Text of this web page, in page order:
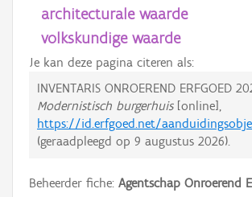
architecturale waarde
volkskundige waarde
Je kan deze pagina citeren als:
INVENTARIS ONROEREND ERFGOED
Modernistisch burgerhuis[online],
https://id.erfgoed.net/
(geraadpleegd op 9 augustus 2026).
Beheerder fiche: Agentschap Onroerend